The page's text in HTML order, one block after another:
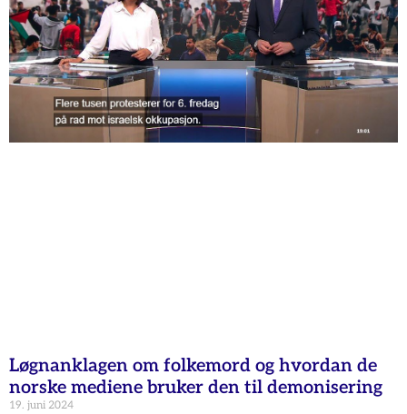
Løgnanklagen om folkemord og hvordan de
norske mediene bruker den til demonisering
19. juni 2024